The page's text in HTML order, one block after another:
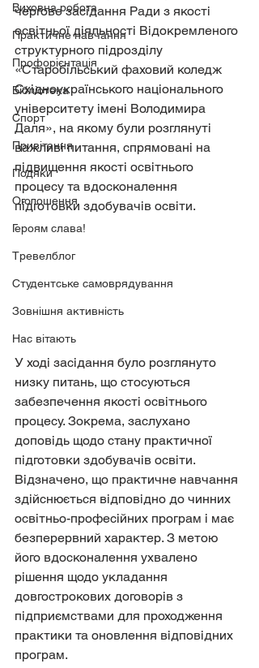
Виховна робота
Практичне навчання
Профорієнтація
Бібліотека
Спорт
Привітання
Подяки
Оголошення
Героям слава!
Тревелблог
Студентське самоврядування
Зовнішня активність
Нас вітають
чергове засідання Ради з якості
освітньої діяльності Відокремленого
структурного підрозділу
«Старобільський фаховий коледж
Східноукраїнського національного
університету імені Володимира
Даля», на якому були розглянуті
важливі питання, спрямовані на
підвищення якості освітнього
процесу та вдосконалення
підготовки здобувачів освіти.
У ході засідання було розглянуто
низку питань, що стосуються
забезпечення якості освітнього
процесу. Зокрема, заслухано
доповідь щодо стану практичної
підготовки здобувачів освіти.
Відзначено, що практичне навчання
здійснюється відповідно до чинних
освітньо-професійних програм і має
безперервний характер. З метою
його вдосконалення ухвалено
рішення щодо укладання
довгострокових договорів з
підприємствами для проходження
практики та оновлення відповідних
програм.